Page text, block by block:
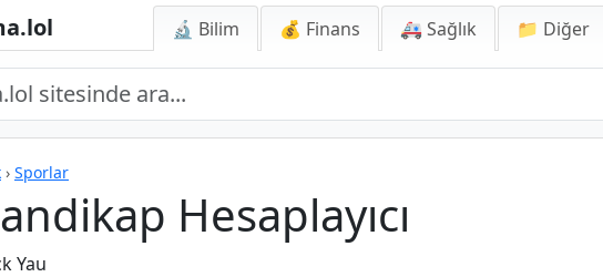
🔬 Bilim 💰 Finans 🚑 Sağlık 📁 Diğer
› Sporlar
Hesaplayıcı
Yau
Hesaplayıcı